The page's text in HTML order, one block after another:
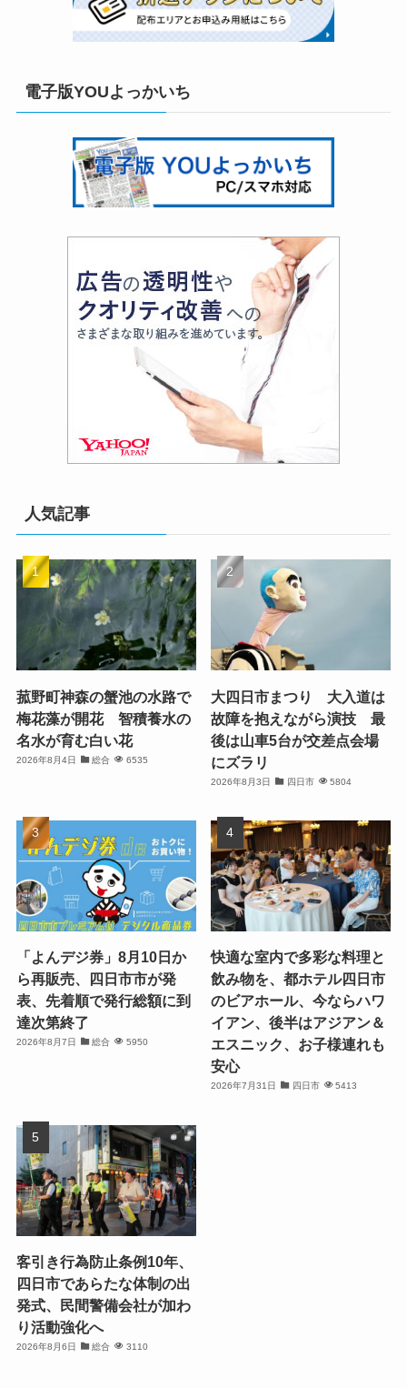
電子版YOUよっかいち
人気記事
菰野町神森の蟹池の水路で
梅花藻が開花 智積養水の
名水が育む白い花
2026年8月4日 総合 6535
大四日市まつり 大入道は
故障を抱えながら演技 最
後は山車5台が交差点会場
にズラリ
2026年8月3日 四日市 5804
「よんデジ券」8月10日か
ら再販売、四日市市が発
表、先着順で発行総額に到
達次第終了
2026年8月7日 総合 5950
快適な室内で多彩な料理と
飲み物を、都ホテル四日市
のビアホール、今ならハワ
イアン、後半はアジアン＆
エスニック、お子様連れも
安心
2026年7月31日 四日市 5413
客引き行為防止条例10年、
四日市であらたな体制の出
発式、民間警備会社が加わ
り活動強化へ
2026年8月6日 総合 3110